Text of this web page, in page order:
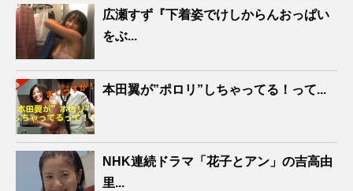
広瀬すず『下着姿でけしからんおっぱい
をぶ...
本田翼が”ポロリ”しちゃってる！って...
NHK連続ドラマ「花子とアン」の吉高由
里...